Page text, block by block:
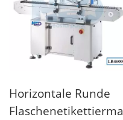
Horizontale Runde
Flaschenetikettierma